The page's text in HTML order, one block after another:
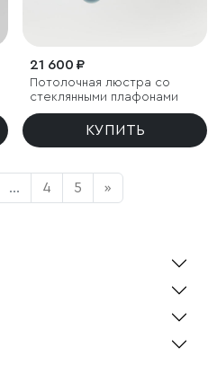
21 600 ₽
Потолочная люстра со
стеклянными плафонами
КУПИТЬ
... 4 5 »